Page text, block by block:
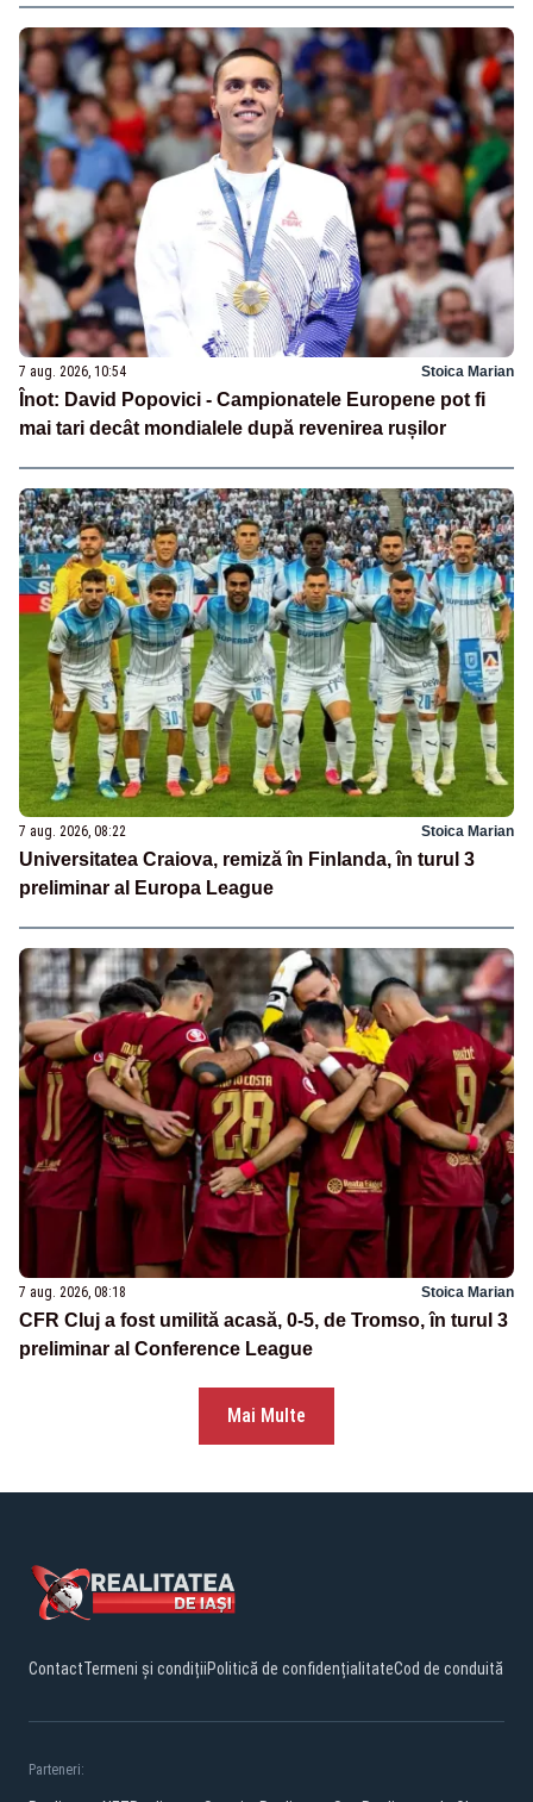
7 aug. 2026, 10:54 Stoica Marian
Înot: David Popovici - Campionatele Europene pot fi
mai tari decât mondialele după revenirea rușilor
7 aug. 2026, 08:22 Stoica Marian
Universitatea Craiova, remiză în Finlanda, în turul 3
preliminar al Europa League
7 aug. 2026, 08:18 Stoica Marian
CFR Cluj a fost umilită acasă, 0-5, de Tromso, în turul 3
preliminar al Conference League
Mai Multe
ContactTermeni și condițiiPolitică de confidențialitateCod de conduită
Parteneri: